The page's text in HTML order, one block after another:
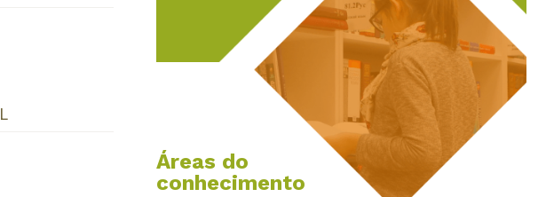
Áreas do
conhecimento